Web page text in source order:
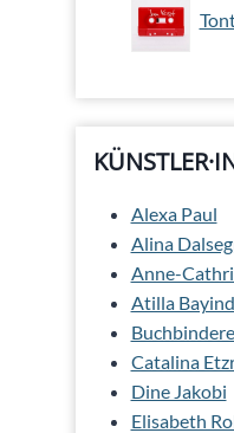
Alexa Paul
Alina
Anne-
Atilla
Catalina
Dine Jakobi
Elisabeth